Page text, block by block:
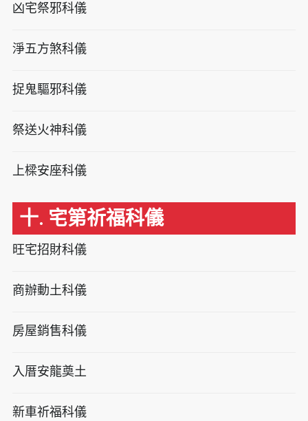
凶宅祭邪科儀
淨五方煞科儀
捉鬼驅邪科儀
祭送火神科儀
上樑安座科儀
十. 宅第祈福科儀
旺宅招財科儀
商辦動土科儀
房屋銷售科儀
入厝安龍奠土
新車祈福科儀